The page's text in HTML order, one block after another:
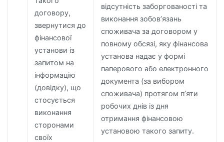
договору,
звернутися до
фінансової
установи із
запитом на
інформацію
(довідку), що
стосується
виконання
сторонами
своїх
відсутність заборгованості та
виконання зобов’язань
споживача за договором у
повному обсязі, яку фінансова
установа надає у формі
паперового або електронного
документа (за вибором
споживача) протягом п’яти
робочих днів із дня
отримання фінансовою
установою такого запиту.